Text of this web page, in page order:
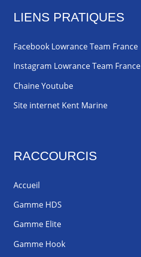
LIENS PRATIQUES
Facebook Lowrance Team France
Instagram Lowrance Team France
Chaine Youtube
Site internet Kent Marine
RACCOURCIS
Accueil
Gamme HDS
Gamme Elite
Gamme Hook